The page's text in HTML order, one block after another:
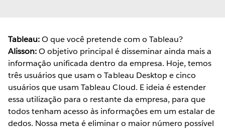
Tableau:O que você pretende com o Tableau?
Alisson:O objetivo principal é disseminar ainda mais a
informação unificada dentro da empresa. Hoje, temos
três usuários que usam o Tableau Desktop e cinco
usuários que usam Tableau Cloud. E ideia é estender
essa utilização para o restante da empresa, para que
todos tenham acesso às informações em um estalar de
dedos. Nossa meta é eliminar o maior número possível